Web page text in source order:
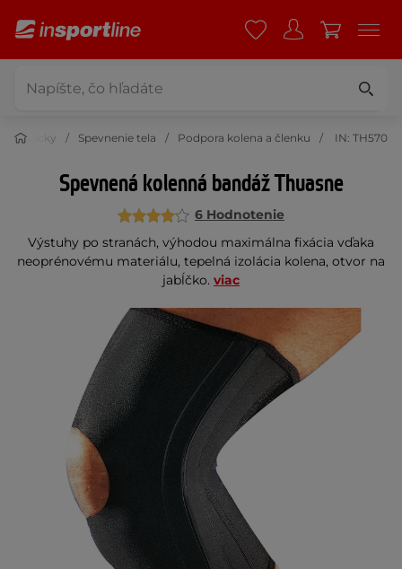
pomôcky Spevnenie tela Podpora kolena a členku IN: TH570
Spevnená kolenná bandáž Thuasne
6 Hodnotenie
Výstuhy po stranách, výhodou maximálna fixácia vďaka
neoprénovému materiálu, tepelná izolácia kolena, otvor na
jabĺčko. viac